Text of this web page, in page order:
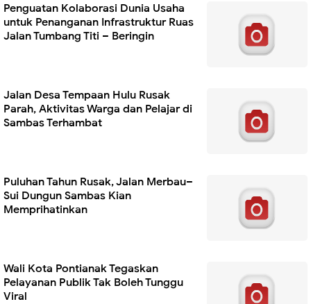
Penguatan Kolaborasi Dunia Usaha
untuk Penanganan Infrastruktur Ruas
Jalan Tumbang Titi – Beringin
Jalan Desa Tempaan Hulu Rusak
Parah, Aktivitas Warga dan Pelajar di
Sambas Terhambat
Puluhan Tahun Rusak, Jalan Merbau–
Sui Dungun Sambas Kian
Memprihatinkan
Wali Kota Pontianak Tegaskan
Pelayanan Publik Tak Boleh Tunggu
Viral